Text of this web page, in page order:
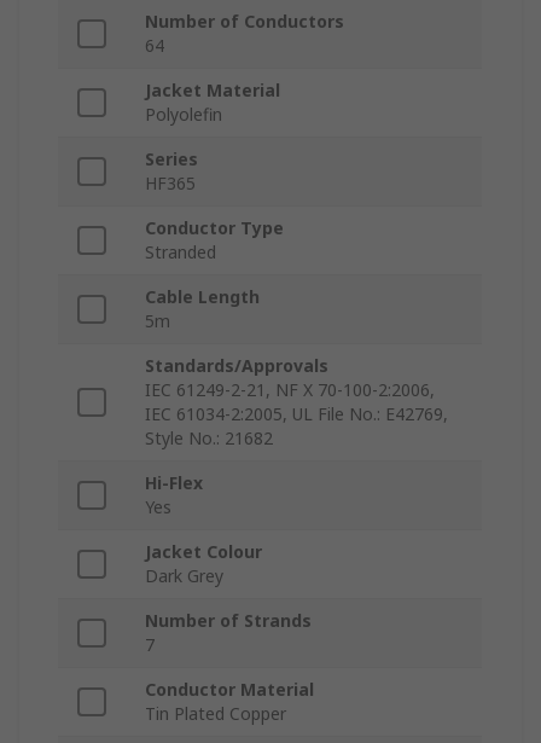
Number of Conductors
64
Jacket Material
Polyolefin
Series
HF365
Conductor Type
Stranded
Cable Length
5m
Standards/Approvals
IEC 61249-2-21, NF X 70-100-2:2006,
IEC 61034-2:2005, UL File No.: E42769,
Style No.: 21682
Hi-Flex
Yes
Jacket Colour
Dark Grey
Number of Strands
7
Conductor Material
Tin Plated Copper